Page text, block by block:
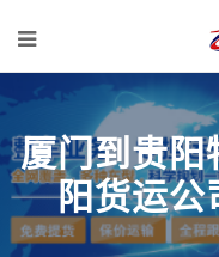
厦门到贵阳
阳货运公